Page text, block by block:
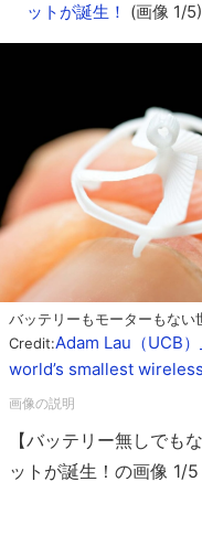
ットが誕生！ (画像 1/5)
バッテリーもモーターもな
Credit:Adam Lau（UCB
world’s smallest
【バッテリー無しでも
ットが誕生！の画像 1/5